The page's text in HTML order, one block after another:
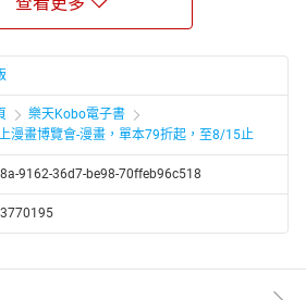
，兩人對音樂的思維也是南轅北轍。
波利斯提出了想舉辦二重奏演出的請
，全都是德國爵士樂界有頭有臉的大人
，大與漢娜會如何演奏──
林，大將出發找尋其他成員。
情推薦├─
團長
樂天Kobo電子書
漫畫博覽會-漫畫，單本79折起，至8/15止
9162-36d7-be98-70ffeb96c518